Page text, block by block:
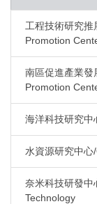
工程技術研究
Promotion
南區促進產業
Promotion
海洋科技研究
水資源研究中
奈米科技研發
Technology